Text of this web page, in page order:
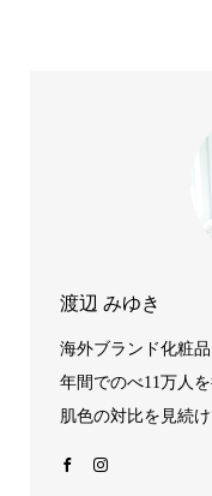
渡辺 みゆき
海外ブランド化粧
年間でのべ11万人
肌色の対比を見続